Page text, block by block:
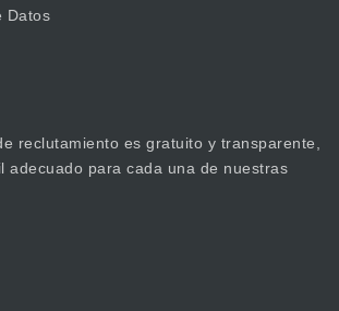
Datos
reclutamiento es gratuito y transparente,
adecuado para cada una de nuestras